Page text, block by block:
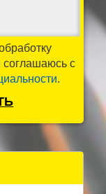
с
.